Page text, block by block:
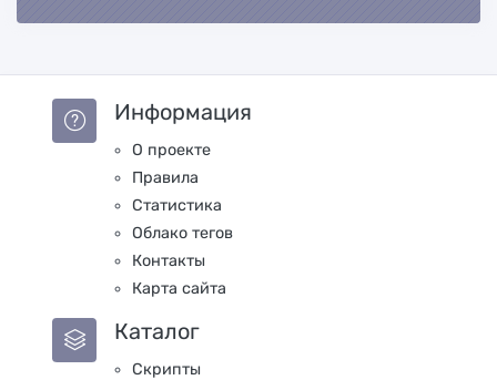
Информация
О проекте
Правила
Статистика
Облако тегов
Контакты
Карта сайта
Каталог
Скрипты